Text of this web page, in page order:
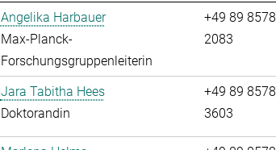
Angelika Harbauer
Max-Planck-
Forschungsgruppenleiterin
+49 89 8578
2083
Jara Tabitha Hees
Doktorandin
+49 89 8578
3603